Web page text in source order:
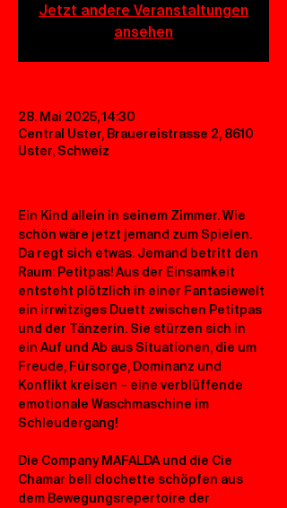
Jetzt andere Veranstaltungen
ansehen
28. Mai 2025, 14:30
Central Uster, Brauereistrasse 2, 8610
Uster, Schweiz
Ein Kind allein in seinem Zimmer. Wie
schön wäre jetzt jemand zum Spielen.
Da regt sich etwas. Jemand betritt den
Raum: Petitpas! Aus der Einsamkeit
entsteht plötzlich in einer Fantasiewelt
ein irrwitziges Duett zwischen Petitpas
und der Tänzerin. Sie stürzen sich in
ein Auf und Ab aus Situationen, die um
Freude, Fürsorge, Dominanz und
Konflikt kreisen – eine verblüffende
emotionale Waschmaschine im
Schleudergang!
Die Company MAFALDA und die Cie
Chamar bell clochette schöpfen aus
dem Bewegungsrepertoire der